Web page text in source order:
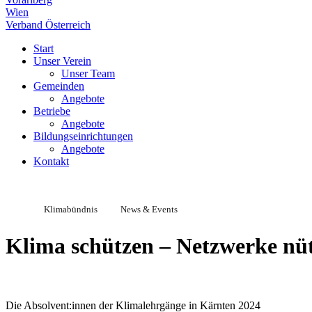
Wien
Verband Österreich
Start
Unser Verein
Unser Team
Gemeinden
Angebote
Betriebe
Angebote
Bildungseinrichtungen
Angebote
Kontakt
Klimabündnis News & Events
Klima schützen – Netzwerke
Die Absolvent:innen der Klimalehrgänge in Kärnten 2024